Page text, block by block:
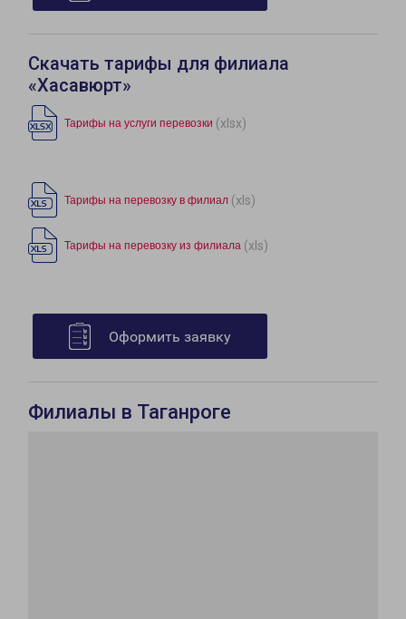
Скачать тарифы для филиала
«Хасавюрт»
Тарифы на услуги перевозки (xlsx)
Тарифы на перевозку в филиал (xls)
Тарифы на перевозку из филиала (xls)
Оформить заявку
Филиалы в Таганроге